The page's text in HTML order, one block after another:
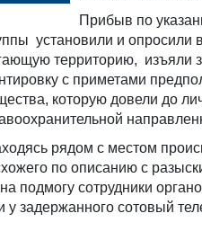
Прибыв по
установили и
территорию, изъяли
с приметами
которую довели до
рядом с местом
по описанию с
подмогу сотрудники
у задержанного сотовый